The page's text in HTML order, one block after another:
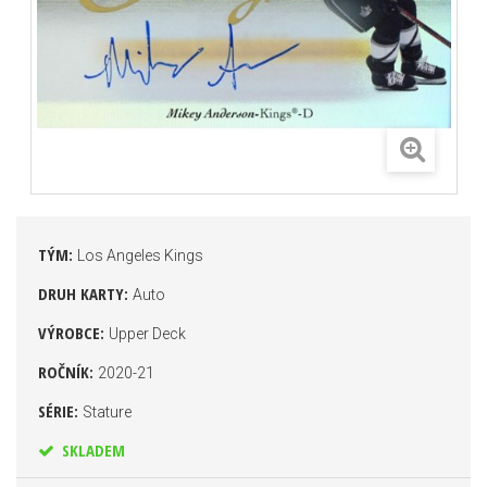
TÝM: Los Angeles Kings
DRUH KARTY: Auto
VÝROBCE: Upper Deck
ROČNÍK: 2020-21
SÉRIE: Stature
SKLADEM